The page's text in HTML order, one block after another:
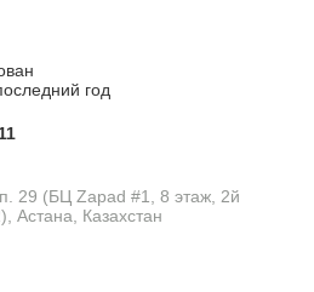
год
29 (БЦ Zapad #1, 8 этаж, 2й
Астана, Казахстан